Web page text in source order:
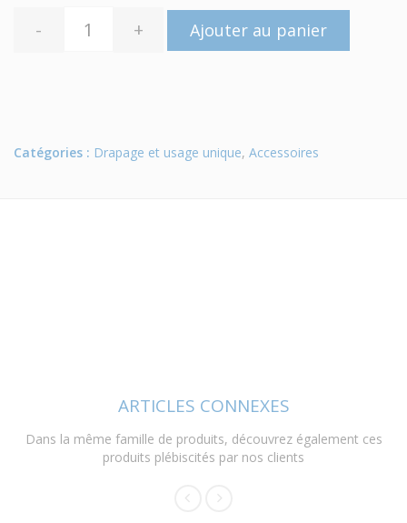
- + Ajouter au panier
Catégories : Drapage et usage unique, Accessoires
ARTICLES CONNEXES
Dans la même famille de produits, découvrez également ces
produits plébiscités par nos clients